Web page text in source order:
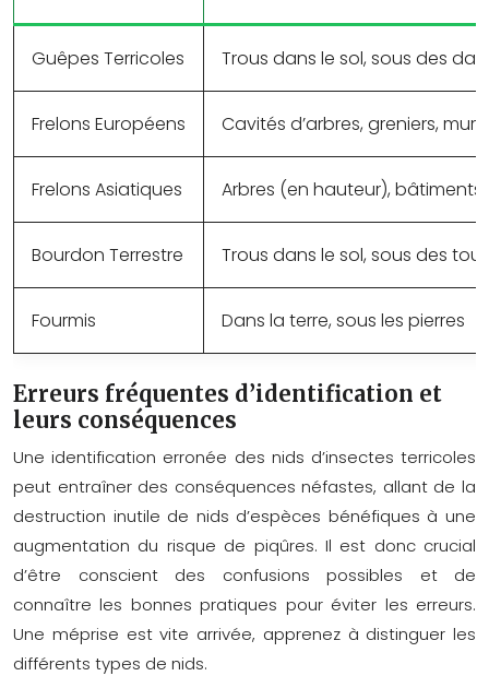
Guêpes Terricoles Trous dans le sol, sous des
Frelons Européens Cavités d’arbres, greniers,
Frelons Asiatiques Arbres (en hauteur), bâtiments
Bourdon Terrestre Trous dans le sol, sous des
Fourmis Dans la terre, sous les pierres
Erreurs fréquentes d’identification et
leurs conséquences
Une identification erronée des nids d’insectes terricoles
peut entraîner des conséquences néfastes, allant de la
destruction inutile de nids d’espèces bénéfiques à une
augmentation du risque de piqûres. Il est donc crucial
d’être conscient des confusions possibles et de
connaître les bonnes pratiques pour éviter les erreurs.
Une méprise est vite arrivée, apprenez à distinguer les
différents types de nids.